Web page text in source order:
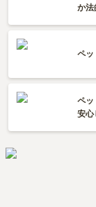
か法
ペッ
ペッ
安心